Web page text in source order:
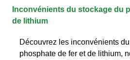
Inconvénients du stockage du
de lithium
Découvrez les inconvénients
phosphate de fer et de lithium,